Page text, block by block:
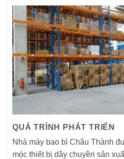
QUÁ TRÌNH PHÁT TRIỂN
Nhà máy bao bì Châu Thành
móc thiết bị dây chuyền sản